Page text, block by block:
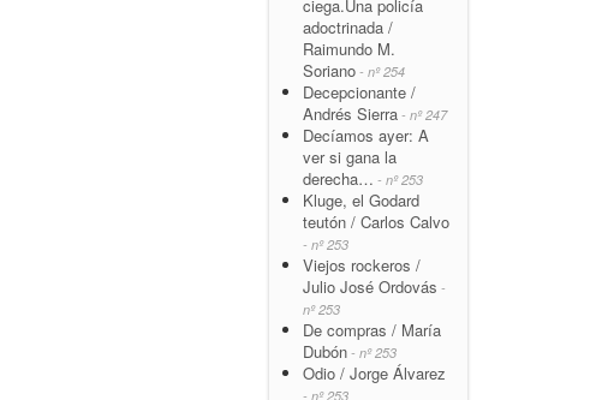
ciega.Una policía
adoctrinada /
Raimundo M.
Soriano - nº 254
Decepcionante /
Andrés Sierra - nº 247
Decíamos ayer: A
ver si gana la
derecha… - nº 253
Kluge, el Godard
teutón / Carlos Calvo
- nº 253
Viejos rockeros /
Julio José Ordovás -
nº 253
De compras / María
Dubón - nº 253
Odio / Jorge Álvarez
- nº 253